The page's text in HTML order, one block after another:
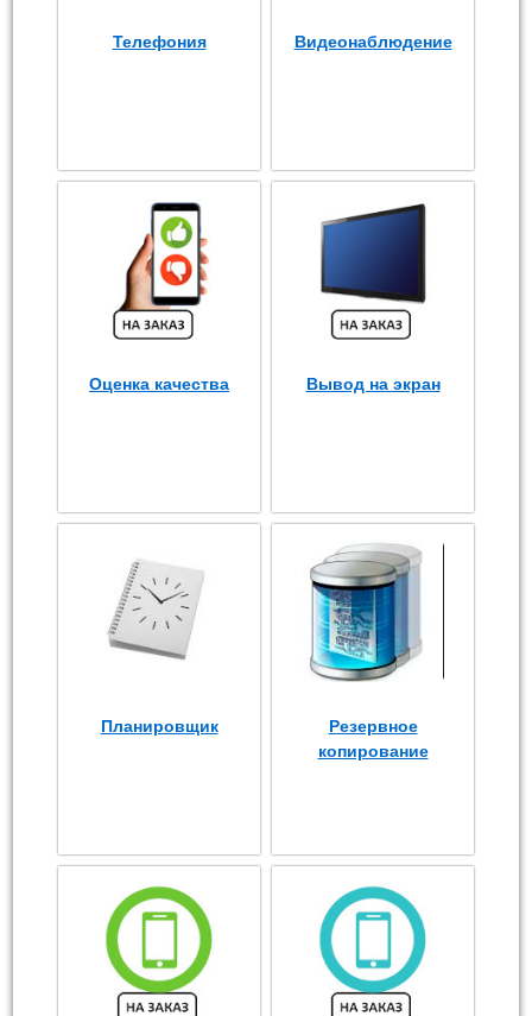
Телефония Видеонаблюдение
Оценка качества Вывод на экран
Планировщик
Резервное
копирование